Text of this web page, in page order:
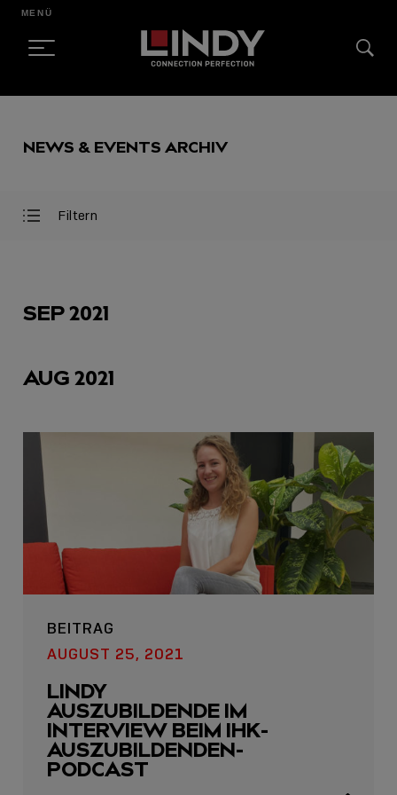
CONTENT
MENÜ
NEWS & EVENTS ARCHIV
Filter
Filter
Filtern
AUSGEWÄHLT
USB C
USB-C ÜBER LANGE
DISTANZEN: AKTIVE
USB-C-KABEL FÜR
STABILE 10 GBIT/S BIS
15 M
SEP 2021
AUG 2021
BEITRAG
AUGUST 25, 2021
LINDY
AUSZUBILDENDE IM
INTERVIEW BEIM IHK-
AUSZUBILDENDEN-
PODCAST